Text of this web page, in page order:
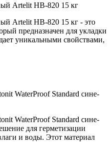
Artelit НВ-820 15 кг
Artelit НВ-820 15 кг - это
предназначен для укладки
уникальными свойствами,
WaterProof Standard сине-
WaterProof Standard сине-
для герметизации
и воды. Этот материал